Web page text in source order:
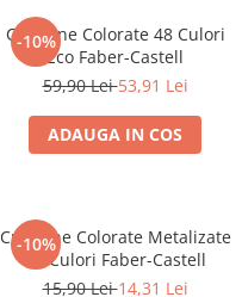
-10%
Creioane Colorate 48 Culori
Eco Faber-Castell
59,90 Lei53,91 Lei
ADAUGA IN COS
-10%
Creioane Colorate Metalizate
10 Culori Faber-Castell
15,90 Lei14,31 Lei